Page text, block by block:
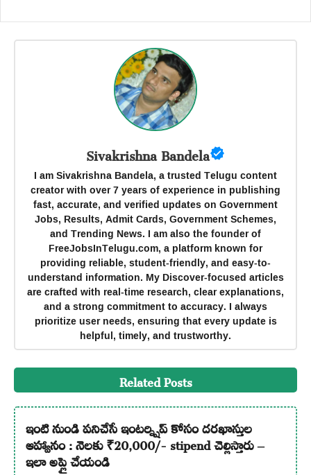
Sivakrishna Bandela
I am Sivakrishna Bandela, a trusted Telugu content
creator with over 7 years of experience in publishing
fast, accurate, and verified updates on Government
Jobs, Results, Admit Cards, Government Schemes,
and Trending News. I am also the founder of
FreeJobsInTelugu.com, a platform known for
providing reliable, student-friendly, and easy-to-
understand information. My Discover-focused articles
are crafted with real-time research, clear explanations,
and a strong commitment to accuracy. I always
prioritize user needs, ensuring that every update is
helpful, timely, and trustworthy.
Related Posts
ఇంటి నుండి పనిచేసే ఇంటర్న్షిప్ కోసం దరఖాస్తుల
ఆహ్వానం : నెలకు ₹20,000/- stipend చెల్లిస్తారు –
ఇలా అప్లై చేయండి